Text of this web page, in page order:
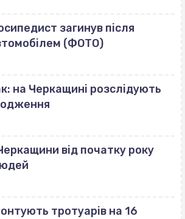
загинув після
(ФОТО)
на Черкащині розслідують
від початку року
тротуарів на 16